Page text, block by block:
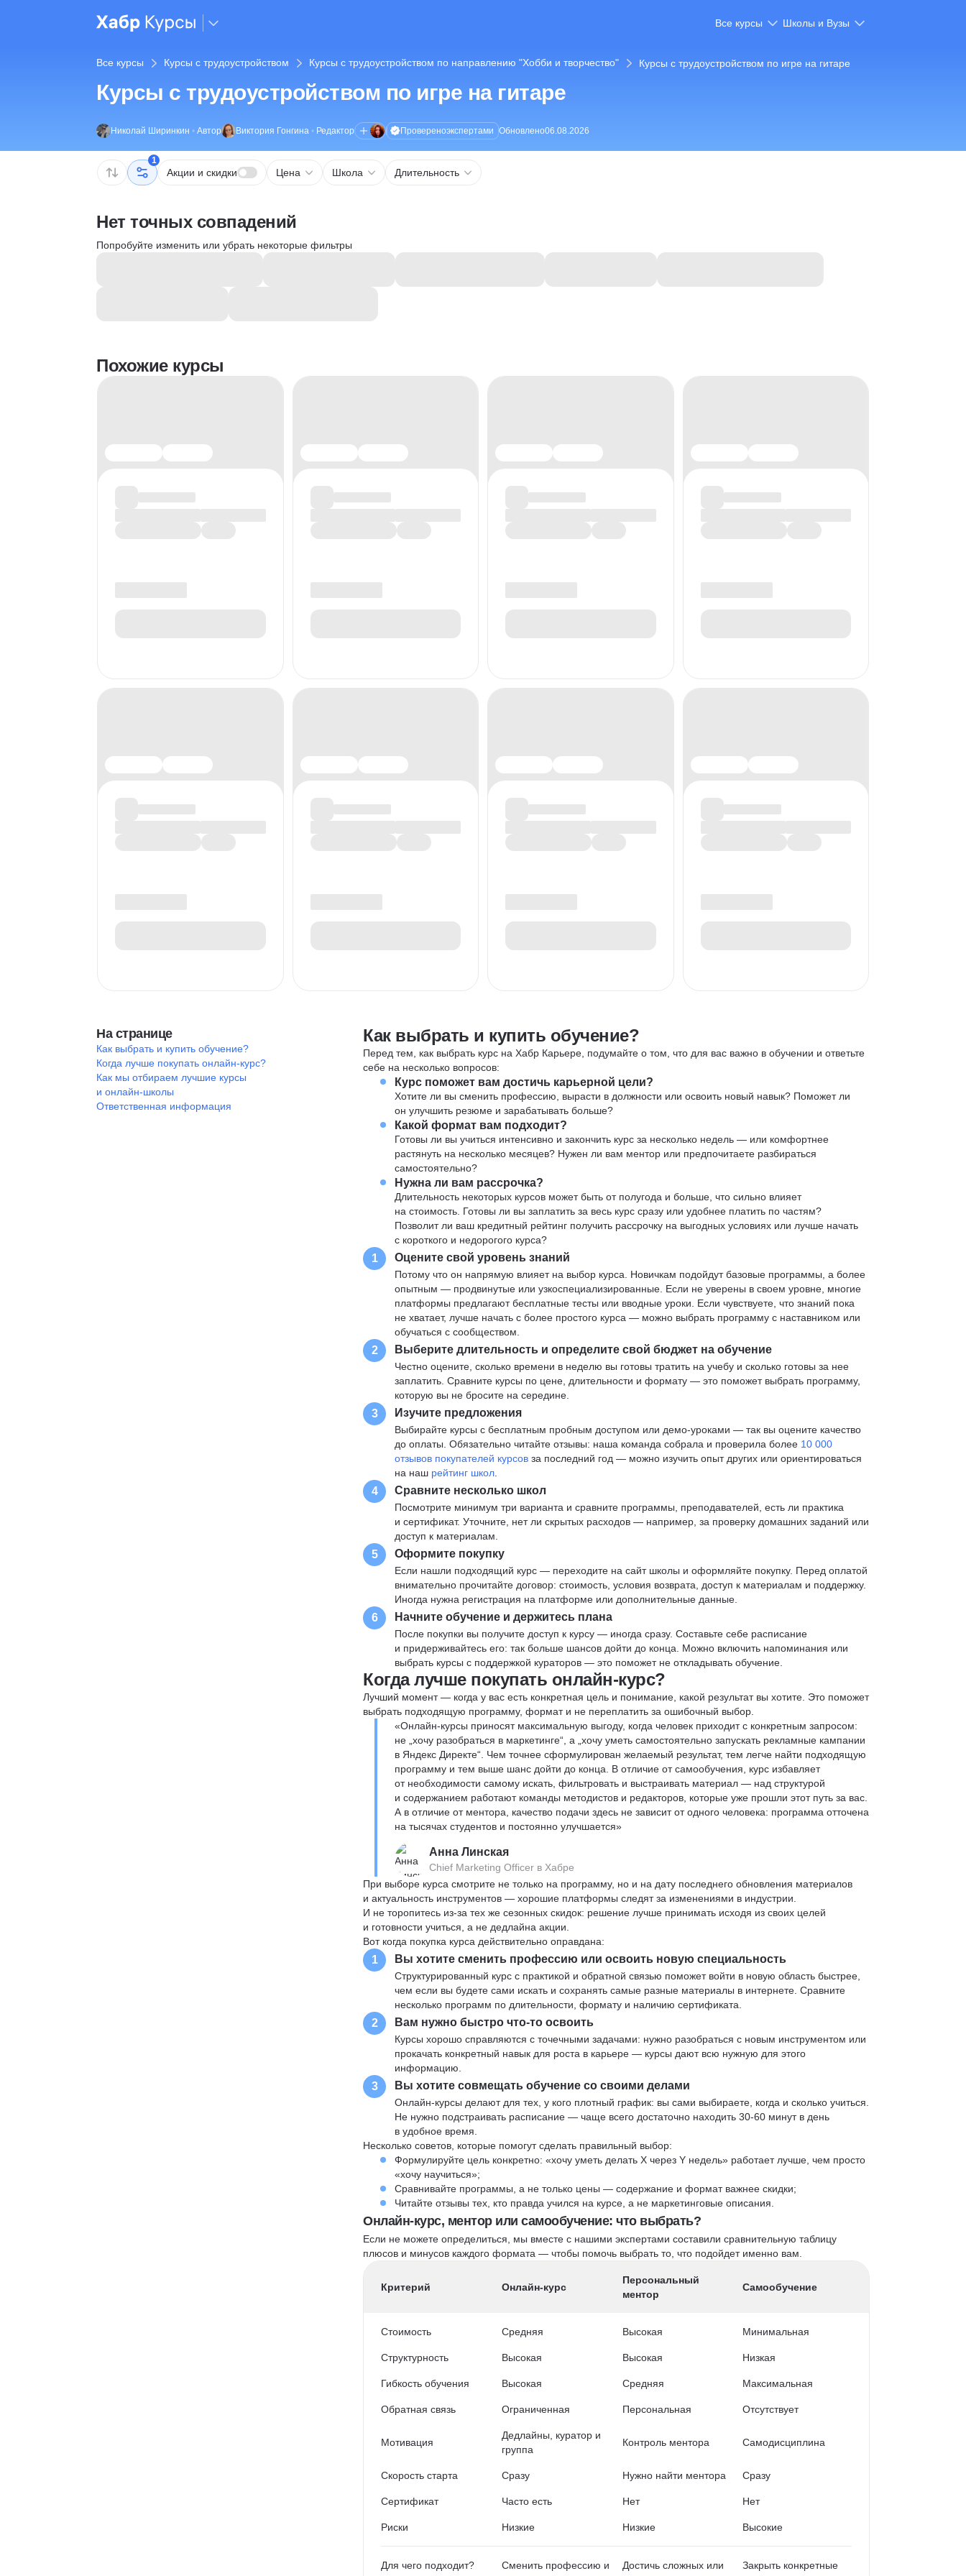
Все курсы Школы и Вузы
Все курсы Курсы с трудоустройством Курсы с трудоустройством по направлению "Хобби и творчество" Курсы с трудоустройством по игре на гитаре
Курсы с трудоустройством по игре на гитаре
Николай Ширинкин • Автор Виктория Гонгина • Редактор Провереноэкспертами Обновлено06.08.2026
1
Акции и скидки Цена Школа Длительность
Нет точных совпадений
Попробуйте изменить или убрать некоторые фильтры
Похожие курсы
На странице
Как выбрать и купить обучение?
Когда лучше покупать онлайн-курс?
Как мы отбираем лучшие курсы
и онлайн-школы
Ответственная информация
Как выбрать и купить обучение?
Перед тем, как выбрать курс на Хабр Карьере, подумайте о том, что для вас важно в обучении и ответьте
себе на несколько вопросов:
Курс поможет вам достичь карьерной цели?
Хотите ли вы сменить профессию, вырасти в должности или освоить новый навык? Поможет ли
он улучшить резюме и зарабатывать больше?
Какой формат вам подходит?
Готовы ли вы учиться интенсивно и закончить курс за несколько недель — или комфортнее
растянуть на несколько месяцев? Нужен ли вам ментор или предпочитаете разбираться
самостоятельно?
Нужна ли вам рассрочка?
Длительность некоторых курсов может быть от полугода и больше, что сильно влияет
на стоимость. Готовы ли вы заплатить за весь курс сразу или удобнее платить по частям?
Позволит ли ваш кредитный рейтинг получить рассрочку на выгодных условиях или лучше начать
с короткого и недорогого курса?
1 Оцените свой уровень знаний
Потому что он напрямую влияет на выбор курса. Новичкам подойдут базовые программы, а более
опытным — продвинутые или узкоспециализированные. Если не уверены в своем уровне, многие
платформы предлагают бесплатные тесты или вводные уроки. Если чувствуете, что знаний пока
не хватает, лучше начать с более простого курса — можно выбрать программу с наставником или
обучаться с сообществом.
2 Выберите длительность и определите свой бюджет на обучение
Честно оцените, сколько времени в неделю вы готовы тратить на учебу и сколько готовы за нее
заплатить. Сравните курсы по цене, длительности и формату — это поможет выбрать программу,
которую вы не бросите на середине.
3 Изучите предложения
Выбирайте курсы с бесплатным пробным доступом или демо-уроками — так вы оцените качество
до оплаты. Обязательно читайте отзывы: наша команда собрала и проверила более 10 000
отзывов покупателей курсовза последний год — можно изучить опыт других или ориентироваться
на наш рейтинг школ
4 Сравните несколько школ
Посмотрите минимум три варианта и сравните программы, преподавателей, есть ли практика
и сертификат. Уточните, нет ли скрытых расходов — например, за проверку домашних заданий или
доступ к материалам.
5 Оформите покупку
Если нашли подходящий курс — переходите на сайт школы и оформляйте покупку. Перед оплатой
внимательно прочитайте договор: стоимость, условия возврата, доступ к материалам и поддержку.
Иногда нужна регистрация на платформе или дополнительные данные.
6 Начните обучение и держитесь плана
После покупки вы получите доступ к курсу — иногда сразу. Составьте себе расписание
и придерживайтесь его: так больше шансов дойти до конца. Можно включить напоминания или
выбрать курсы с поддержкой кураторов — это поможет не откладывать обучение.
Когда лучше покупать онлайн-курс?
Лучший момент — когда у вас есть конкретная цель и понимание, какой результат вы хотите. Это поможет
выбрать подходящую программу, формат и не переплатить за ошибочный выбор.
«Онлайн-курсы приносят максимальную выгоду, когда человек приходит с конкретным запросом:
не „хочу разобраться в маркетинге“, а „хочу уметь самостоятельно запускать рекламные кампании
в Яндекс Директе“. Чем точнее сформулирован желаемый результат, тем легче найти подходящую
программу и тем выше шанс дойти до конца. В отличие от самообучения, курс избавляет
от необходимости самому искать, фильтровать и выстраивать материал — над структурой
и содержанием работают команды методистов и редакторов, которые уже прошли этот путь за вас.
А в отличие от ментора, качество подачи здесь не зависит от одного человека: программа отточена
на тысячах студентов и постоянно улучшается»
Анна Линская
Chief Marketing Officer в Хабре
При выборе курса смотрите не только на программу, но и на дату последнего обновления материалов
и актуальность инструментов — хорошие платформы следят за изменениями в индустрии.
И не торопитесь из-за тех же сезонных скидок: решение лучше принимать исходя из своих целей
и готовности учиться, а не дедлайна акции.
Вот когда покупка курса действительно оправдана:
1 Вы хотите сменить профессию или освоить новую специальность
Структурированный курс с практикой и обратной связью поможет войти в новую область быстрее,
чем если вы будете сами искать и сохранять самые разные материалы в интернете. Сравните
несколько программ по длительности, формату и наличию сертификата.
2 Вам нужно быстро что-то освоить
Курсы хорошо справляются с точечными задачами: нужно разобраться с новым инструментом или
прокачать конкретный навык для роста в карьере — курсы дают всю нужную для этого
информацию.
3 Вы хотите совмещать обучение со своими делами
Онлайн-курсы делают для тех, у кого плотный график: вы сами выбираете, когда и сколько учиться.
Не нужно подстраивать расписание — чаще всего достаточно находить 30-60 минут в день
в удобное время.
Несколько советов, которые помогут сделать правильный выбор:
Формулируйте цель конкретно: «хочу уметь делать X через Y недель» работает лучше, чем просто
«хочу научиться»;
Сравнивайте программы, а не только цены — содержание и формат важнее скидки;
Читайте отзывы тех, кто правда учился на курсе, а не маркетинговые описания.
Онлайн-курс, ментор или самообучение: что выбрать?
Если не можете определиться, мы вместе с нашими экспертами составили сравнительную таблицу
плюсов и минусов каждого формата — чтобы помочь выбрать то, что подойдет именно вам.
Критерий Онлайн-курс
Персональный
ментор
Самообучение
Стоимость Средняя Высокая Минимальная
Структурность Высокая Высокая Низкая
Гибкость обучения Высокая Средняя Максимальная
Обратная связь Ограниченная Персональная Отсутствует
Мотивация
Дедлайны, куратор и
группа
Контроль ментора Самодисциплина
Скорость старта Сразу Нужно найти ментора Сразу
Сертификат Часто есть Нет Нет
Риски Низкие Низкие Высокие
Для чего подходит?
Сменить профессию и
Достичь сложных или
Закрыть конкретные